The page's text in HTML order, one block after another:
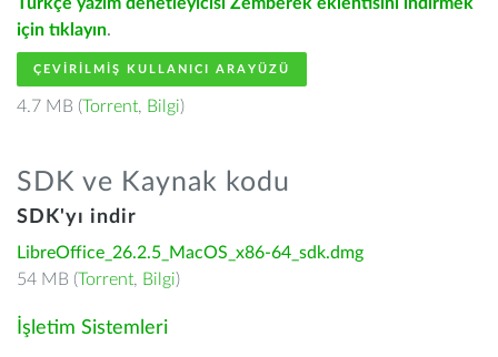
için tıklayın.
ÇEVIRILMIŞ KULLANICI ARAYÜZÜ
4.7 MB (Torrent, Bilgi)
SDK ve Kaynak kodu
SDK'yı indir
LibreOffice_26.2.5_MacOS_x86-64_sdk.dmg
54 MB (Torrent, Bilgi)
İşletim Sistemleri